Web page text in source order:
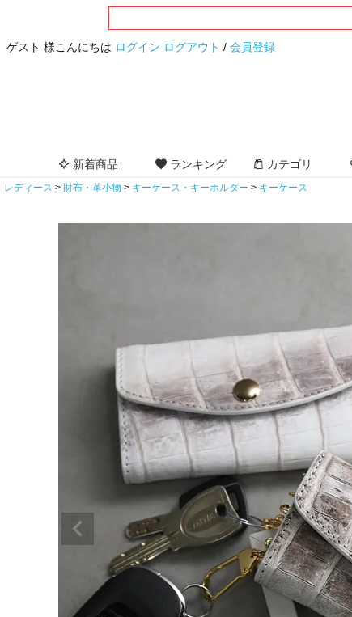
ゲスト 様こんにちは ログイン ログアウト / 会員登録
新着商品 ランキング カテゴリ
レディース 財布・革小物 キーケース・キーホルダー キーケース